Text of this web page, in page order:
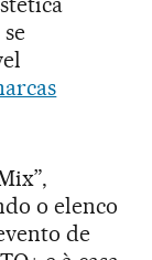
o elenco
de